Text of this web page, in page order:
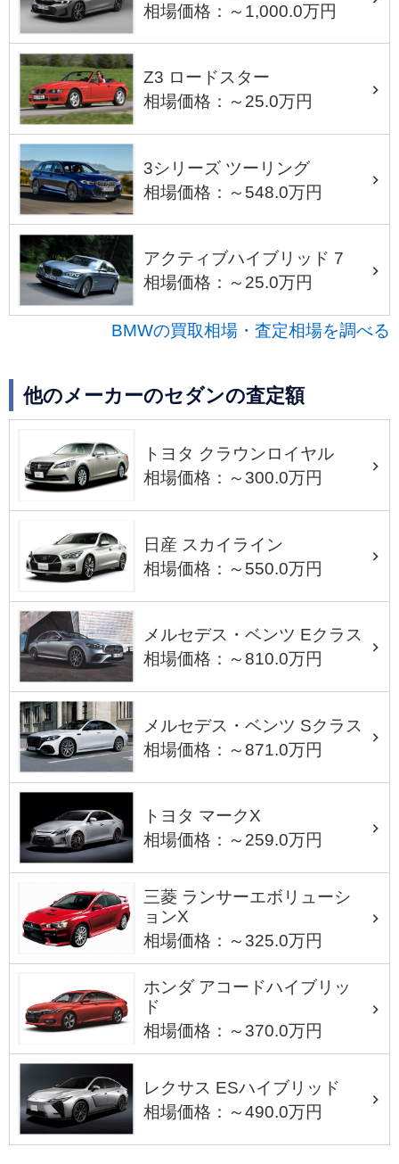
相場価格：～1,000.0万円
Z3 ロードスター
相場価格：～25.0万円
3シリーズ ツーリング
相場価格：～548.0万円
アクティブハイブリッド 7
相場価格：～25.0万円
BMWの買取相場・査定相場を調べる
他のメーカーのセダンの査定額
トヨタ クラウンロイヤル
相場価格：～300.0万円
日産 スカイライン
相場価格：～550.0万円
メルセデス・ベンツ Eクラス
相場価格：～810.0万円
メルセデス・ベンツ Sクラス
相場価格：～871.0万円
トヨタ マークX
相場価格：～259.0万円
三菱 ランサーエボリューシ
ョンX
相場価格：～325.0万円
ホンダ アコードハイブリッ
ド
相場価格：～370.0万円
レクサス ESハイブリッド
相場価格：～490.0万円